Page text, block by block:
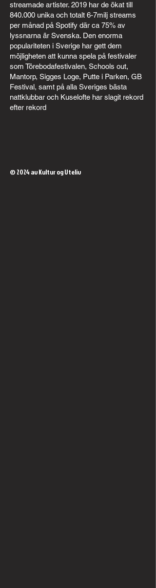
streamade artister. 2019 har de ökat till
840.000 unika och totalt 6-7milj streams
per månad på Spotify där ca 75% av
lyssnarna är Svenska. Den enorma
populariteten i Sverige har gett dem
möjligheten att kunna spela på festivaler
som Törebodafestivalen, Schools out,
Mantorp, Sigges Loge, Putte i Parken, GB
Festival, samt på alla Sveriges bästa
nattklubbar och Kuselofte har slagit rekord
efter rekord
© 2024 av Kultur og Uteliv